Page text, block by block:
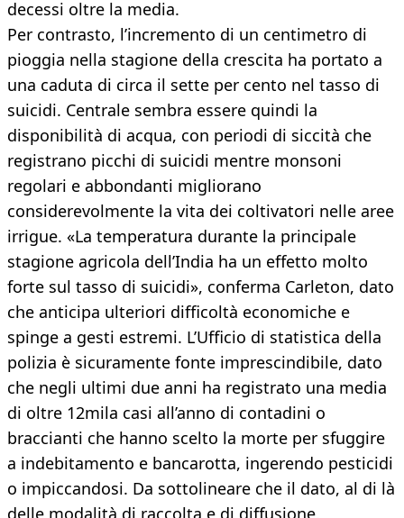
decessi oltre la media.
Per contrasto, l’incremento di un centimetro di
pioggia nella stagione della crescita ha portato a
una caduta di circa il sette per cento nel tasso di
suicidi. Centrale sembra essere quindi la
disponibilità di acqua, con periodi di siccità che
registrano picchi di suicidi mentre monsoni
regolari e abbondanti migliorano
considerevolmente la vita dei coltivatori nelle aree
irrigue. «La temperatura durante la principale
stagione agricola dell’India ha un effetto molto
forte sul tasso di suicidi», conferma Carleton, dato
che anticipa ulteriori difficoltà economiche e
spinge a gesti estremi. L’Ufficio di statistica della
polizia è sicuramente fonte imprescindibile, dato
che negli ultimi due anni ha registrato una media
di oltre 12mila casi all’anno di contadini o
braccianti che hanno scelto la morte per sfuggire
a indebitamento e bancarotta, ingerendo pesticidi
o impiccandosi. Da sottolineare che il dato, al di là
delle modalità di raccolta e di diffusione,